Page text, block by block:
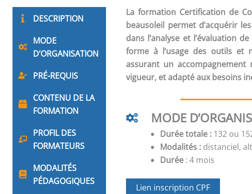
DESCRIPTION
MODE
D’ORGANISATION
PRÉ-REQUIS
CONTENU DE LA
FORMATION
PROFIL DES
FORMATEURS
MODALITÉS
PÉDAGOGIQUES
La formation Certification de
beausoleil permet d’acquérir
dans l’analyse et l’évaluation
forme à l’usage des outils et
assurant un
vigueur, et adapté aux besoins
MODE
Durée totale : 132 ou
Modalités : distanciel,
Durée : 4 mois
Lien inscription CPF